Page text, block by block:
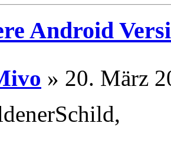
Android
» 20. März